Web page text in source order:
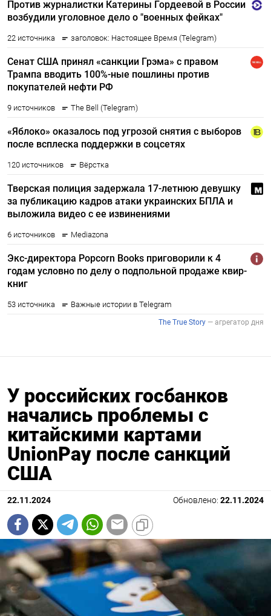
У российских госбанков
начались проблемы с
китайскими картами
UnionPay после санкций
США
22.11.2024 Обновлено: 22.11.2024